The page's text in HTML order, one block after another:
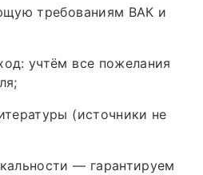
требованиям ВАК и
учтём все пожелания
(источники не
— гарантируем